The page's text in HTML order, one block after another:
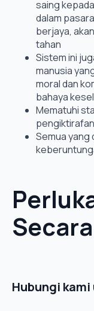
saing
dalam
berjaya,
tahan
Sistem ini
manusia
moral dan
bahaya
Mematuhi
Semua yang
Hubungi